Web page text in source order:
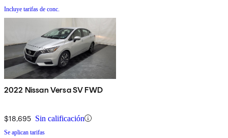
Incluye tarifas de conc.
2022 Nissan Versa SV FWD
$18,695 Sin calificación
Se aplican tarifas